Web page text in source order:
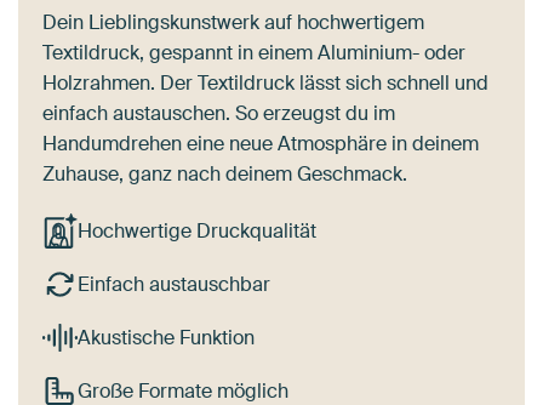
Dein Lieblingskunstwerk auf hochwertigem
Textildruck, gespannt in einem Aluminium- oder
Holzrahmen. Der Textildruck lässt sich schnell und
einfach austauschen. So erzeugst du im
Handumdrehen eine neue Atmosphäre in deinem
Zuhause, ganz nach deinem Geschmack.
Hochwertige Druckqualität
Einfach austauschbar
Akustische Funktion
Große Formate möglich